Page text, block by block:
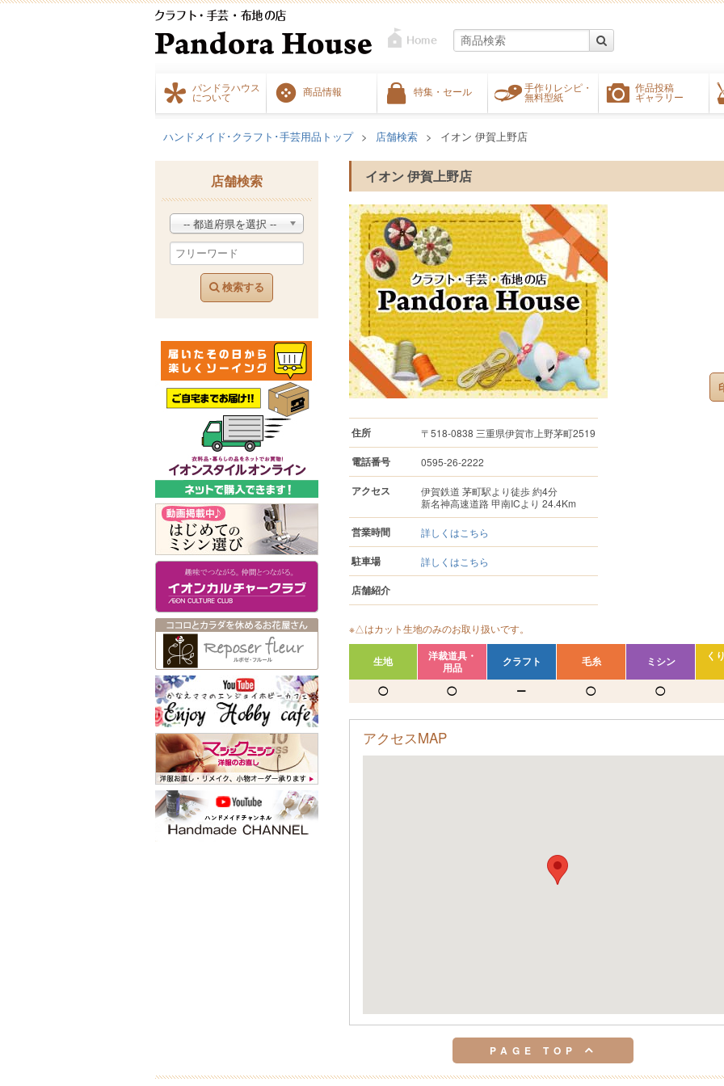
パンドラハウス
について
商品情報 特集・セール
手作りレシピ・
無料型紙
作品投稿
ギャラリー
ハンドメイド･クラフト･手芸用品トップ 店舗検索 イオン 伊賀上野店
イオン 伊賀上野店
住所 〒518-0838 三重県伊賀市上野茅町2519
電話番号 0595-26-2222
アクセス
伊賀鉄道 茅町駅より徒歩 約4分
新名神高速道路 甲南ICより 24.4Km
営業時間 詳しくはこちら
駐車場 詳しくはこちら
店舗紹介
※△はカット生地のみのお取り扱いです。
生地
洋裁道具・
用品
クラフト 毛糸 ミシン
く
◯
◯ ー ◯ ◯
アクセスMAP
店舗検索
-- 都道府県を選択 --
検索する
PAGE TOP